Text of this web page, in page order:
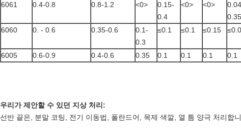
6061
0.4-0.8 0.8-1.2 <0>
0.15-
0.4
<0> <0>
0.35
6060
0. - 0.6 0.35-0.6
0.1-
0.3
≤0.1 ≤0.1 ≤0.15
6005 0.6-0.9 0.4-0.6 0.35 0.1 0.1 0.1 0.1
우리가 제안할 수 있던 지상 처리:
선반 끝은, 분말 코팅, 전기 이동법, 폴란드어, 목제 색깔, 열 틈 양극 처리합